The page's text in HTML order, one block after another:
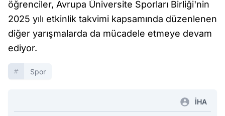
öğrenciler, Avrupa Üniversite Sporları Birliği'nin
2025 yılı etkinlik takvimi kapsamında düzenlenen
diğer yarışmalarda da mücadele etmeye devam
ediyor.
Spor
İHA